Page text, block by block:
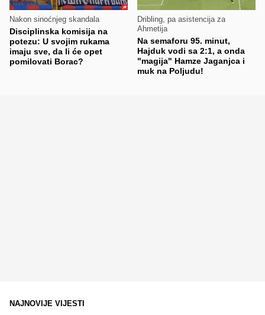
Nakon sinoćnjeg skandala
Disciplinska komisija na
potezu: U svojim rukama
imaju sve, da li će opet
pomilovati Borac?
Dribling, pa asistencija za
Ahmetija
Na semaforu 95. minut,
Hajduk vodi sa 2:1, a onda
"magija" Hamze Jaganjca i
muk na Poljudu!
NAJNOVIJE VIJESTI